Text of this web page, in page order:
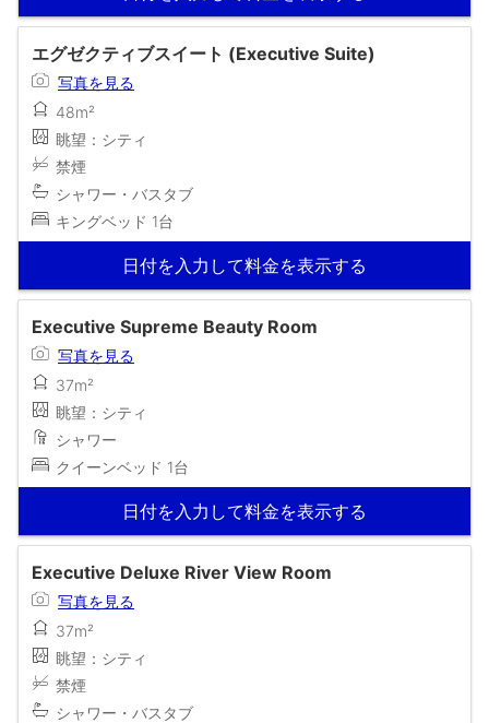
エグゼクティブスイート (Executive Suite)
写真を見る
48m²
眺望：シティ
禁煙
シャワー・バスタブ
キングベッド 1台
日付を入力して料金を表示する
Executive Supreme Beauty Room
写真を見る
37m²
眺望：シティ
シャワー
クイーンベッド 1台
日付を入力して料金を表示する
Executive Deluxe River View Room
写真を見る
37m²
眺望：シティ
禁煙
シャワー・バスタブ